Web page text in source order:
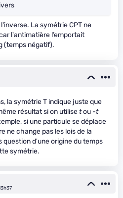
La symétrie CPT ne
l'antimatière l’emportait
(temps négatif).
la symétrie T indique juste que
résultat si on utilisetou -t
si une particule se déplace
ne change pas les lois de la
question d'une origine du temps
symétrie.